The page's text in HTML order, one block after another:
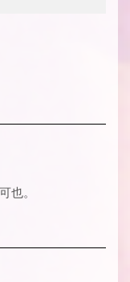
也。